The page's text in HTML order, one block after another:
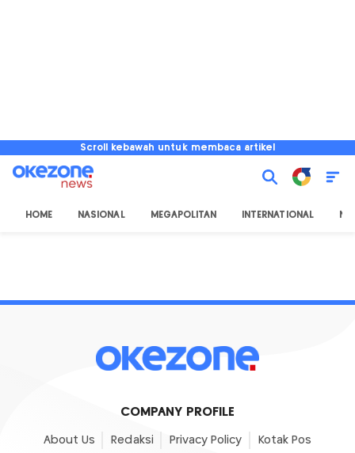
Scroll kebawah untuk membaca artikel
HOME NASIONAL MEGAPOLITAN INTERNATIONAL
COMPANY PROFILE
About Us Redaksi Privacy Policy Kotak Pos